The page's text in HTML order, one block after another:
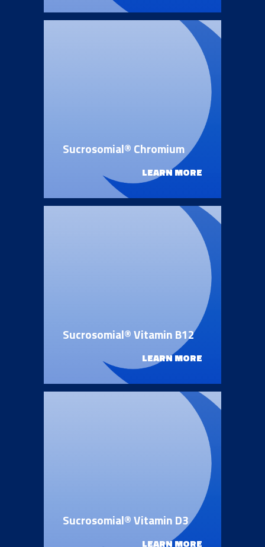
Surgery and Transfusion Medicine
Oncology
Internal Medicine, Geriatrics and Rheumatology
Minerals and vitamins
Muscles and joints
Sucrosomial® Chromium
LEARN MORE
Sucrosomial® Vitamin B12
LEARN MORE
Sucrosomial® Vitamin D3
LEARN MORE